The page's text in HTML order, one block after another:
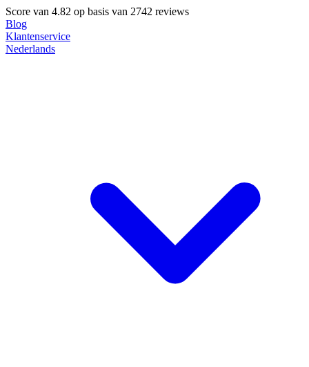
Score van 4.82 op basis van 2742 reviews
Blog
Klantenservice
Nederlands